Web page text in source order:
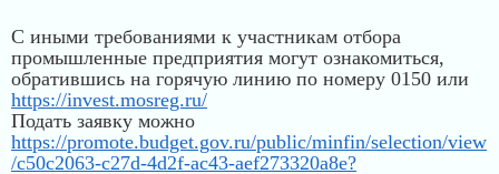
С иными требованиями к участникам отбора
промышленные предприятия могут ознакомиться,
обратившись на горячую линию по номеру 0150 или
https://invest.mosreg.ru/
Подать заявку можно
https://promote.budget.gov.ru/public/minfin/selection/view
/c50c2063-c27d-4d2f-ac43-aef273320a8e?